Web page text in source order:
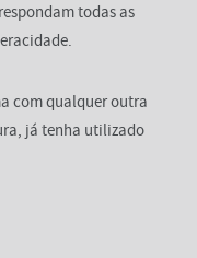
todas as
com qualquer outra
já tenha utilizado